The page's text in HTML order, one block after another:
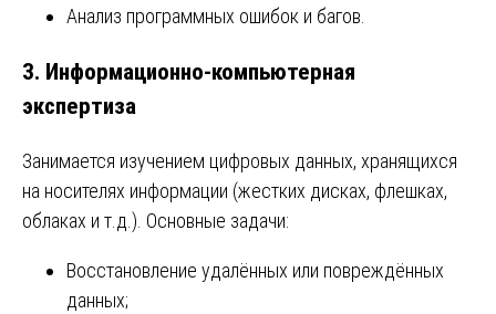
Анализ программных ошибок и багов.
3. Информационно-компьютерная
экспертиза
Занимается изучением цифровых данных, хранящихся
на носителях информации (жестких дисках, флешках,
облаках и т.д.). Основные задачи:
Восстановление удалённых или повреждённых
данных;